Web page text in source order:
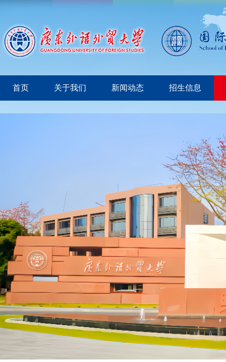
首页 关于我们 新闻动态 招生信息